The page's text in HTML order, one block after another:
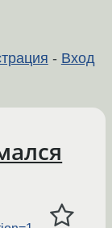
- Вход